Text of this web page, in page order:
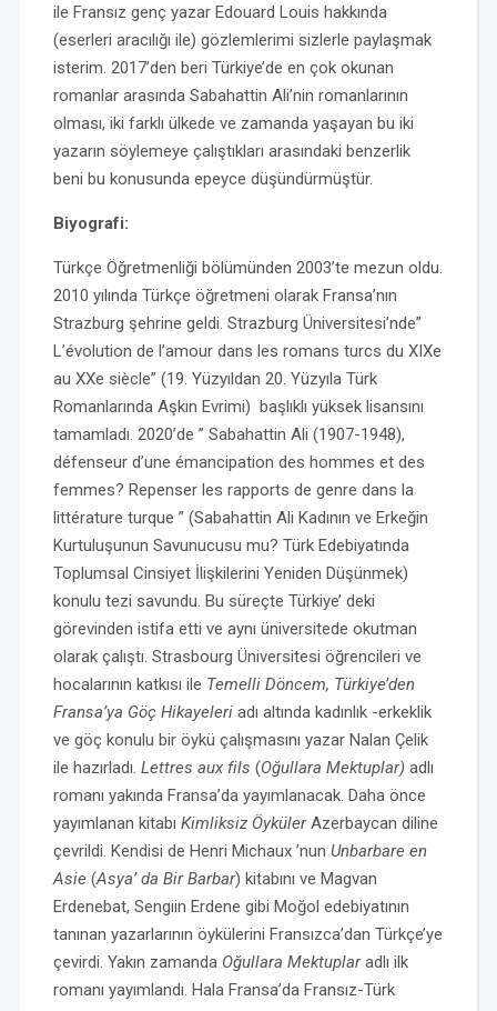
ile Fransız genç yazar Edouard Louis hakkında
(eserleri aracılığı ile) gözlemlerimi sizlerle paylaşmak
isterim. 2017’den beri Türkiye’de en çok okunan
romanlar arasında Sabahattin Ali’nin romanlarının
olması, iki farklı ülkede ve zamanda yaşayan bu iki
yazarın söylemeye çalıştıkları arasındaki benzerlik
beni bu konusunda epeyce düşündürmüştür.
Biyografi:
Türkçe Öğretmenliği bölümünden 2003’te mezun oldu.
2010 yılında Türkçe öğretmeni olarak Fransa’nın
Strazburg şehrine geldi. Strazburg Üniversitesi’nde”
L’évolution de l’amour dans les romans turcs du XIXe
au XXe siècle” (19. Yüzyıldan 20. Yüzyıla Türk
Romanlarında Aşkın Evrimi) başlıklı yüksek lisansını
tamamladı. 2020’de ” Sabahattin Ali (1907-1948),
défenseur d’une émancipation des hommes et des
femmes? Repenser les rapports de genre dans la
littérature turque ” (Sabahattin Ali Kadının ve Erkeğin
Kurtuluşunun Savunucusu mu? Türk Edebiyatında
Toplumsal Cinsiyet İlişkilerini Yeniden Düşünmek)
konulu tezi savundu. Bu süreçte Türkiye’ deki
görevinden istifa etti ve aynı üniversitede okutman
olarak çalıştı. Strasbourg Üniversitesi öğrencileri ve
hocalarının katkısı ile Temelli Döncem, Türkiye’den
Fransa’ya Göç Hikayeleri adı altında kadınlık -erkeklik
ve göç konulu bir öykü çalışmasını yazar Nalan Çelik
ile hazırladı. Lettres aux fils (Oğullara Mektuplar) adlı
romanı yakında Fransa’da yayımlanacak. Daha önce
yayımlanan kitabı Kimliksiz ÖykülerAzerbaycan diline
çevrildi. Kendisi de Henri Michaux ’nun Unbarbare en
Asie (Asya’ da Bir Barbar) kitabını ve Magvan
Erdenebat, Sengiin Erdene gibi Moğol edebiyatının
tanınan yazarlarının öykülerini Fransızca’dan Türkçe’ye
çevirdi. Yakın zamanda Oğullara Mektuplaradlı ilk
romanı yayımlandı. Hala Fransa’da Fransız-Türk